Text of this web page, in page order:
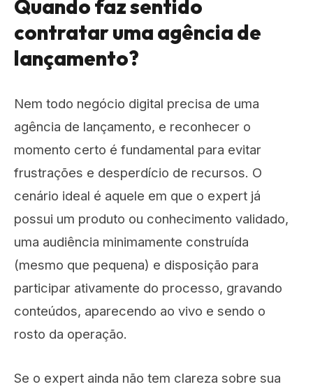
Quando faz sentido
contratar uma agência de
lançamento?
Nem todo negócio digital precisa de uma
agência de lançamento, e reconhecer o
momento certo é fundamental para evitar
frustrações e desperdício de recursos. O
cenário ideal é aquele em que o expert já
possui um produto ou conhecimento validado,
uma audiência minimamente construída
(mesmo que pequena) e disposição para
participar ativamente do processo, gravando
conteúdos, aparecendo ao vivo e sendo o
rosto da operação.
Se o expert ainda não tem clareza sobre sua